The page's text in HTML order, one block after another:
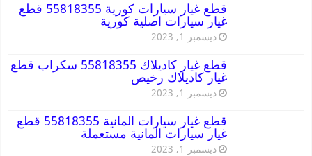
قطع غيار سيارات كورية 55818355 قطع
غيار سيارات اصلية كورية
ديسمبر 1, 2023
قطع غيار كاديلاك 55818355 سكراب قطع
غيار كاديلاك رخيص
ديسمبر 1, 2023
قطع غيار سيارات المانية 55818355 قطع
غيار سيارات المانية مستعملة
ديسمبر 1, 2023